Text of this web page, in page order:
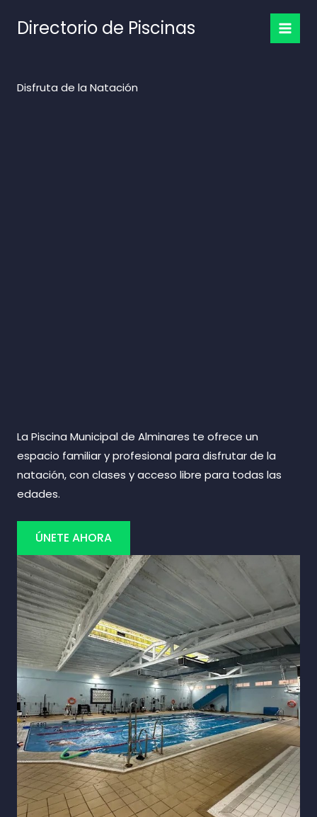
Directorio de Piscinas
Disfruta de la Natación
La Piscina Municipal de Alminares te ofrece un
espacio familiar y profesional para disfrutar de la
natación, con clases y acceso libre para todas las
edades.
ÚNETE AHORA